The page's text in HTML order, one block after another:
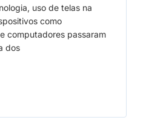
uso de telas na
como
computadores passaram
dos